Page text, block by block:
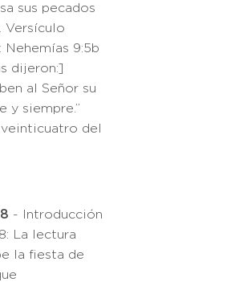
sus pecados
Versículo
Nehemías 9:5b
dijeron:]
al Señor su
y siempre.”
del
- Introducción
La lectura
la fiesta de